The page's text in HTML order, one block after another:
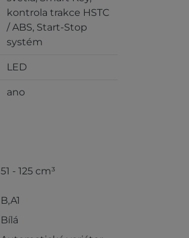
kontrola trakce HSTC
/ ABS, Start-Stop
systém
LED
ano
51 - 125 cm³
B,A1
Bílá